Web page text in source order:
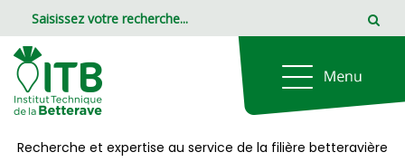
Recherche et expertise au service de la filière betteravière
Panneau de gestion des cookies